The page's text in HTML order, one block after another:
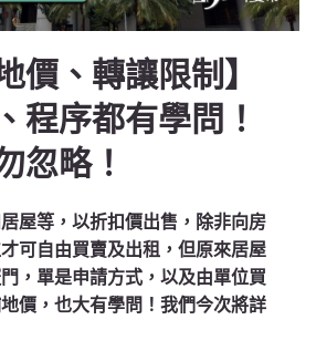
價、轉讓限制】
程序都有學問！
忽略！
屋等，以折扣價出售，除非向房
可自由買賣及出租，但原來居屋
，單是申請方式，以及由單位買
價，也大有學問！我們今次將詳